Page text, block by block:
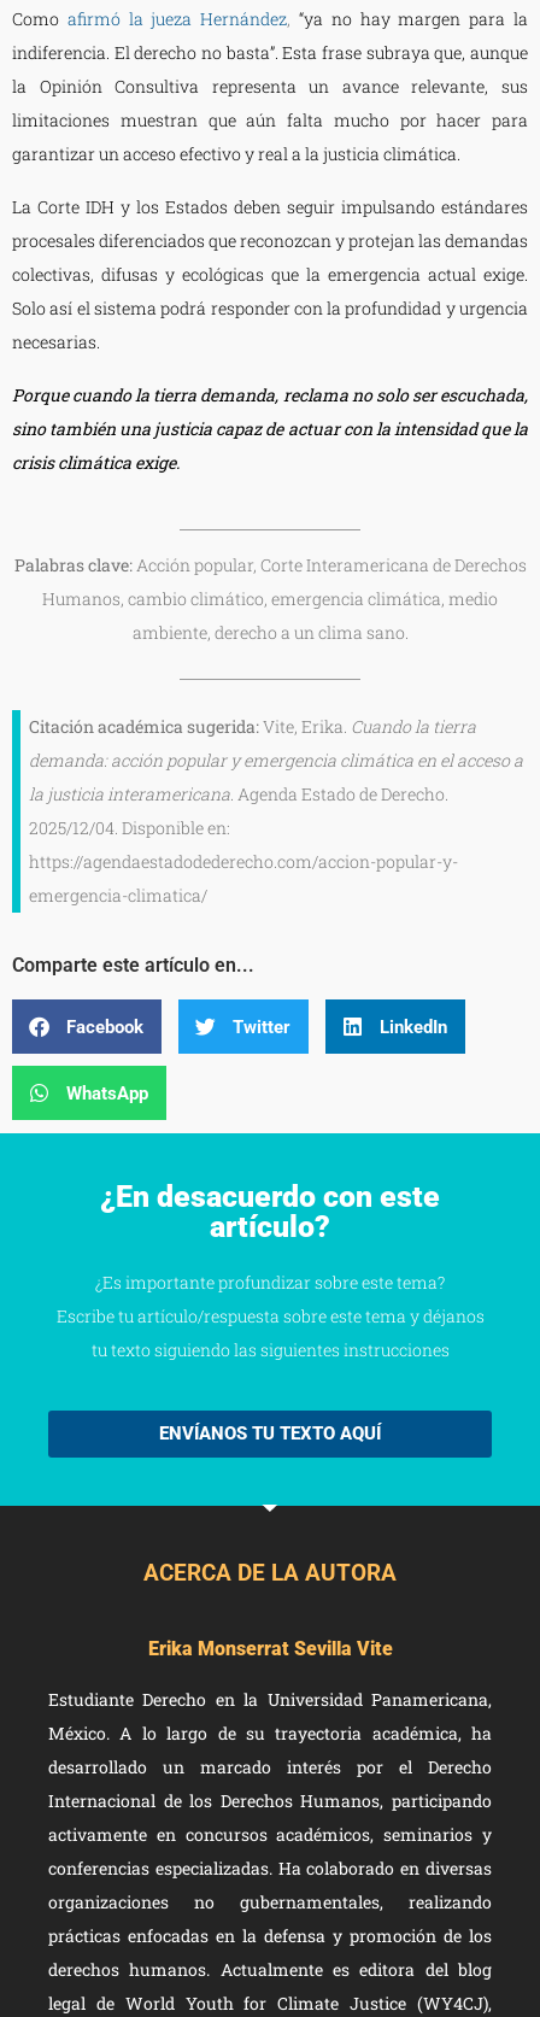
Como afirmó la jueza Hernández,“ya no hay margen para la
indiferencia. El derecho no basta”. Esta frase subraya que, aunque
la Opinión Consultiva representa un avance relevante, sus
limitaciones muestran que aún falta mucho por hacer para
garantizar un acceso efectivo y real a la justicia climática.
La Corte IDH y los Estados deben seguir impulsando estándares
procesales diferenciados que reconozcan y protejan las demandas
colectivas, difusas y ecológicas que la emergencia actual exige.
Solo así el sistema podrá responder con la profundidad y urgencia
necesarias.
Porque cuando la tierra demanda, reclama no solo ser escuchada,
sino también una justicia capaz de actuar con la intensidad que la
crisis climática exige.
Palabras clave:Acción popular, Corte Interamericana de Derechos
Humanos, cambio climático, emergencia climática, medio
ambiente, derecho a un clima sano.
Citación académica sugerida:Vite, Erika. Cuando la tierra
demanda: acción popular y emergencia climática en el acceso a
la justicia interamericana. Agenda Estado de Derecho.
2025/12/04. Disponible en:
https://agendaestadodederecho.com/accion-popular-y-
emergencia-climatica/
Comparte este artículo en...
Facebook Twitter LinkedIn
WhatsApp
¿En desacuerdo con este
artículo?
¿Es importante profundizar sobre este tema?
Escribe tu artículo/respuesta sobre este tema y déjanos
tu texto siguiendo las siguientes instrucciones
ENVÍANOS TU TEXTO AQUÍ
ACERCA DE LA AUTORA
Erika Monserrat Sevilla Vite
Estudiante Derecho en la Universidad Panamericana,
México. A lo largo de su trayectoria académica, ha
desarrollado un marcado interés por el Derecho
Internacional de los Derechos Humanos, participando
activamente en concursos académicos, seminarios y
conferencias especializadas. Ha colaborado en diversas
organizaciones no gubernamentales, realizando
prácticas enfocadas en la defensa y promoción de los
derechos humanos. Actualmente es editora del blog
legal de World Youth for Climate Justice (WY4CJ),